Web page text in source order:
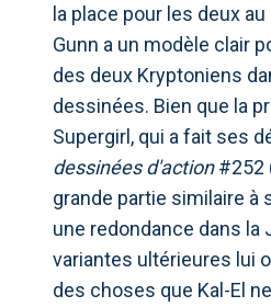
la place pour les deux
Gunn a un modèle clair
des deux Kryptoniens
dessinées. Bien que la
Supergirl, qui a fait ses
dessinées d'action#252
grande partie similaire à
une redondance dans la
variantes ultérieures lui
des choses que Kal-El